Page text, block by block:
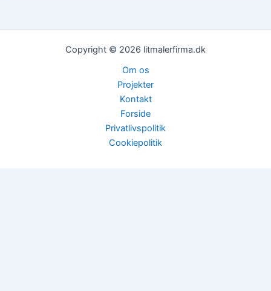
Copyright © 2026 litmalerfirma.dk
Om os
Projekter
Kontakt
Forside
Privatlivspolitik
Cookiepolitik